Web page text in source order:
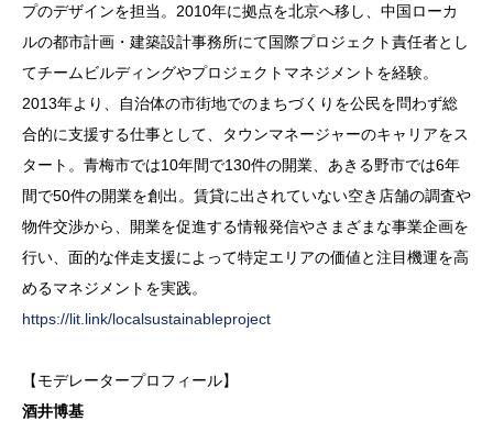
プのデザインを担当。2010年に拠点を北京へ移し、中国ローカ
ルの都市計画・建築設計事務所にて国際プロジェクト責任者とし
てチームビルディングやプロジェクトマネジメントを経験。
2013年より、自治体の市街地でのまちづくりを公民を問わず総
合的に支援する仕事として、タウンマネージャーのキャリアをス
タート。青梅市では10年間で130件の開業、あきる野市では6年
間で50件の開業を創出。賃貸に出されていない空き店舗の調査や
物件交渉から、開業を促進する情報発信やさまざまな事業企画を
行い、面的な伴走支援によって特定エリアの価値と注目機運を高
めるマネジメントを実践。
https://lit.link/localsustainableproject
【モデレータープロフィール】
酒井博基